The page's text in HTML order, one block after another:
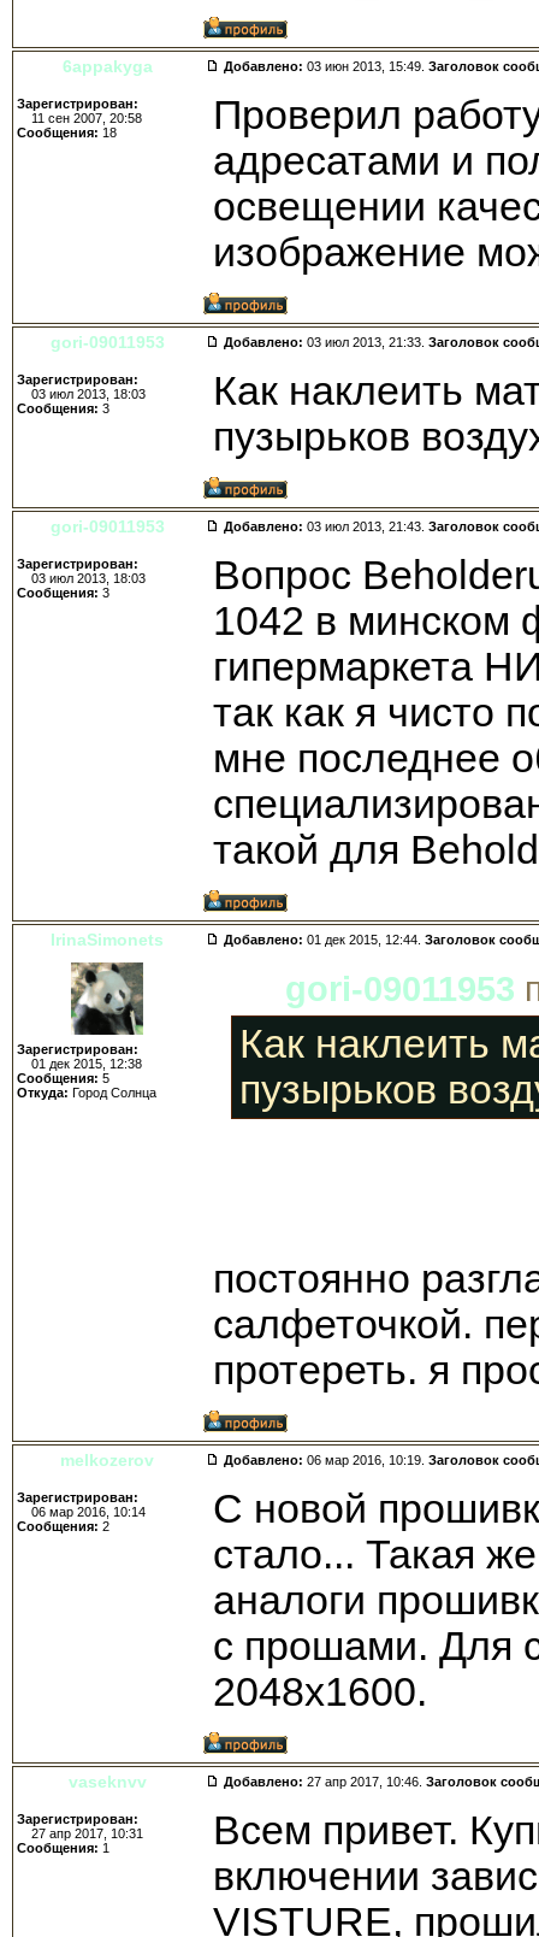
6appakyga Добавлено: 03 июн 2013, 15:49. Заголовок
Зарегистрирован:
11 сен 2007, 20:58
Сообщения: 18
Проверил
адресатами и
освещении
изображение
gori-09011953 Добавлено: 03 июл 2013, 21:33. Заголовок
Зарегистрирован:
03 июл 2013, 18:03
Сообщения: 3
Как наклеить
пузырьков
gori-09011953 Добавлено: 03 июл 2013, 21:43. Заголовок
Зарегистрирован:
03 июл 2013, 18:03
Сообщения: 3
Вопрос
1042 в минском
гипермаркета
так как я чисто
мне последнее
такой для
IrinaSimonets Добавлено: 01 дек 2015, 12:44. Заголовок
Зарегистрирован:
01 дек 2015, 12:38
Сообщения: 5
Откуда: Город Солнца
gori-09011953
Как наклеить
пузырьков
постоянно
салфеточкой.
протереть. я
melkozerov Добавлено: 06 мар 2016, 10:19. Заголовок
Зарегистрирован:
06 мар 2016, 10:14
Сообщения: 2
С новой
стало... Такая
аналоги
с прошами. Для
2048х1600.
vaseknvv Добавлено: 27 апр 2017, 10:46. Заголовок
Зарегистрирован:
27 апр 2017, 10:31
Сообщения: 1
Всем привет.
включении
VISTURE,